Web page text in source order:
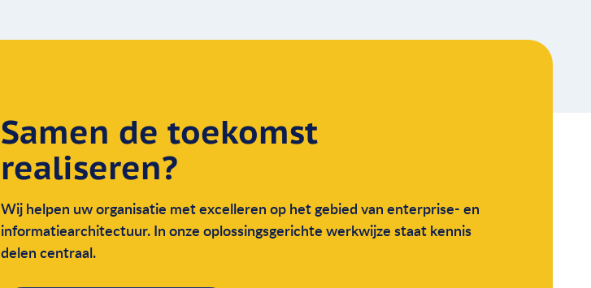
Samen de toekomst
realiseren?
Wij helpen uw organisatie met excelleren op het gebied van enterprise- en
informatie­architectuur. In onze oplossingsgerichte werkwijze staat kennis
delen centraal.